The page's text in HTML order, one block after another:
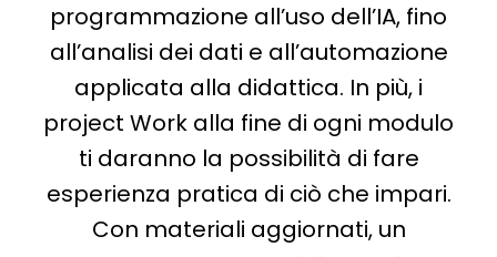
programmazione all’uso dell’IA, fino
all’analisi dei dati e all’automazione
applicata alla didattica. In più, i
project Work alla fine di ogni modulo
ti daranno la possibilità di fare
esperienza pratica di ciò che impari.
Con materiali aggiornati, un